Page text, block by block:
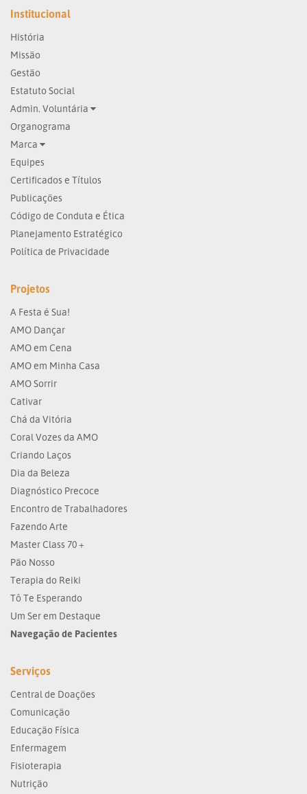
Institucional
História
Missão
Gestão
Estatuto Social
Admin. Voluntária
Organograma
Marca
Equipes
Certificados e Títulos
Publicações
Código de Conduta e Ética
Planejamento Estratégico
Política de Privacidade
Projetos
A Festa é Sua!
AMO Dançar
AMO em Cena
AMO em Minha Casa
AMO Sorrir
Cativar
Chá da Vitória
Coral Vozes da AMO
Criando Laços
Dia da Beleza
Diagnóstico Precoce
Encontro de Trabalhadores
Fazendo Arte
Master Class 70 +
Pão Nosso
Terapia do Reiki
Tô Te Esperando
Um Ser em Destaque
Navegação de Pacientes
Serviços
Central de Doações
Comunicação
Educação Física
Enfermagem
Fisioterapia
Nutrição